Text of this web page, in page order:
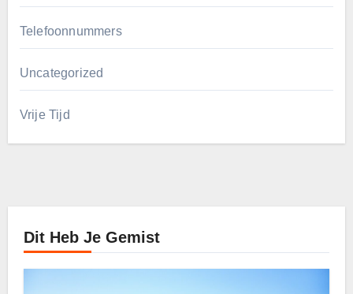
Telefoonnummers
Uncategorized
Vrije Tijd
Dit Heb Je Gemist